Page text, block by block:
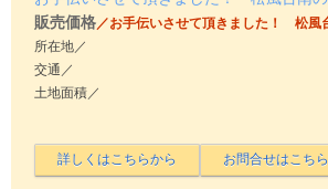
販売価格 ／お手伝いさせて頂きました！ 松風
所在地／
交通／
土地面積／